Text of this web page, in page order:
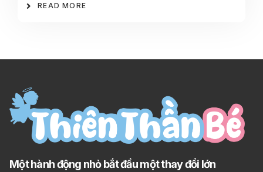
READ MORE
Một hành động nhỏ bắt đầu một thay đổi lớn